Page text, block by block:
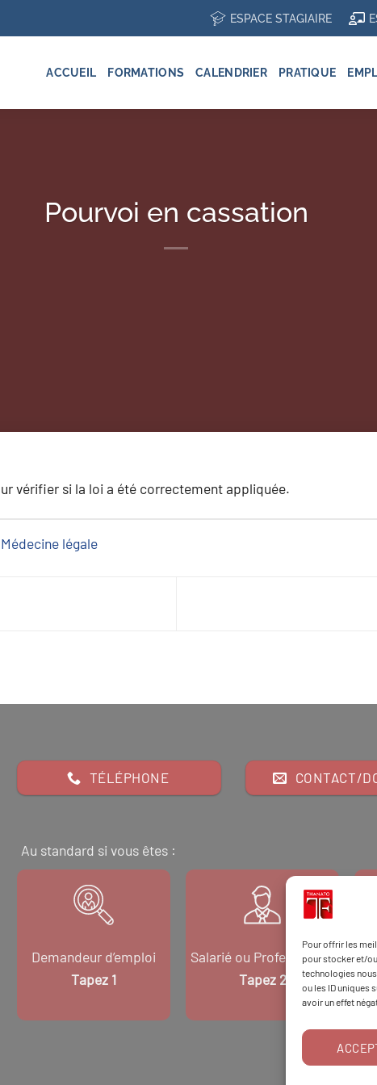
Pour offrir les
pour stocker et/
technologies
ou les ID uniques
avoir un effet
ESPACE STAGIAIRE
ACCUEIL FORMATIONS CALENDRIER PRATIQUE
Pourvoi en cassation
vérifier si la loi a été correctement appliquée.
Médecine légale
TÉLÉPHONE CONTACT/
Au standard si vous êtes :
Demandeur d’emploi
Tapez 1
Salarié ou Professionnel
Tapez 2